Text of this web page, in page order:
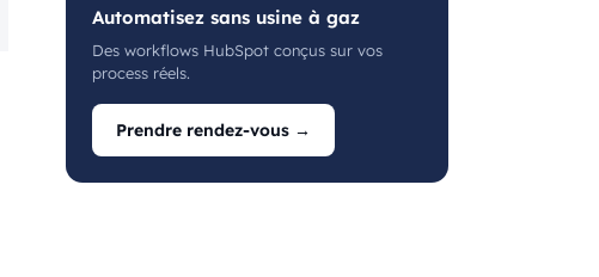
Automatisez sans usine à gaz
Des workflows HubSpot conçus sur vos
process réels.
Prendre rendez-vous →